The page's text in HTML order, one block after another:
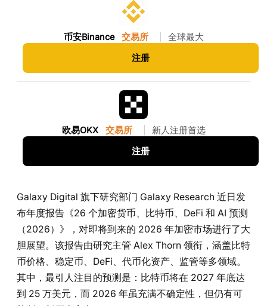
币安Binance 交易所 全球最大
注册
欧易OKX 交易所 新人注册首选
注册
Galaxy Digital 旗下研究部门 Galaxy Research 近日发
布年度报告《26 个加密货币、比特币、DeFi 和 AI 预测
（2026）》，对即将到来的 2026 年加密市场进行了大
胆展望。该报告由研究主管 Alex Thorn 领衔，涵盖比特
币价格、稳定币、DeFi、代币化资产、监管等多领域。
其中，最引人注目的预测是：比特币将在 2027 年底达
到 25 万美元，而 2026 年虽充满不确定性，但仍有可